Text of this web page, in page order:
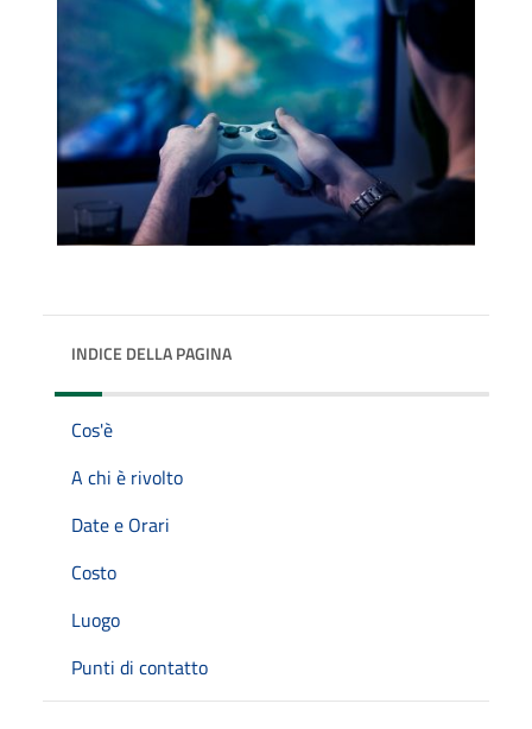
INDICE DELLA PAGINA
Cos'è
A chi è rivolto
Date e Orari
Costo
Luogo
Punti di contatto